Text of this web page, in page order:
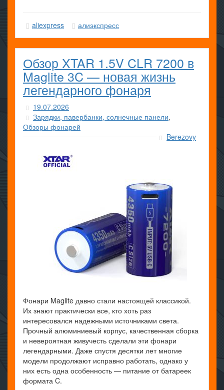
aliexpress алиэкспресс
Обзор XTAR 1.5V CLR 7200 в
Maglite 3C — новая жизнь
легендарного фонаря
19.07.2026
Зарядки, павербанки, солнечные панели,
Обзоры фонарей
Berezovy
Фонари Maglite давно стали настоящей классикой.
Их знают практически все, кто хоть раз
интересовался надежными источниками света.
Прочный алюминиевый корпус, качественная сборка
и невероятная живучесть сделали эти фонари
легендарными. Даже спустя десятки лет многие
модели продолжают исправно работать, однако у
них есть одна особенность — питание от батареек
формата C.